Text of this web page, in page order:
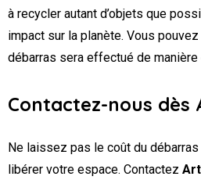
à recycler autant d’objets que
impact sur la planète. Vous
débarras sera effectué de
Contactez-nous dès
Ne laissez pas le coût du
libérer votre espace. Contactez